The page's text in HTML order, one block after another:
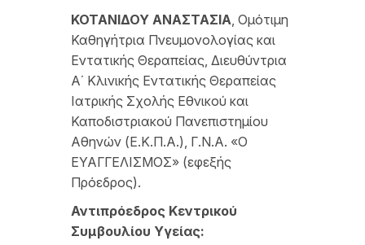
ΚΟΤΑΝΙΔΟΥ ΑΝΑΣΤΑΣΙΑ, Ομότιμη
Καθηγήτρια Πνευμονολογίας και
Εντατικής Θεραπείας, Διευθύντρια
Α΄ Κλινικής Εντατικής Θεραπείας
Ιατρικής Σχολής Εθνικού και
Καποδιστριακού Πανεπιστημίου
Αθηνών (Ε.Κ.Π.Α.), Γ.Ν.Α. «Ο
ΕΥΑΓΓΕΛΙΣΜΟΣ» (εφεξής
Πρόεδρος).
Αντιπρόεδρος Κεντρικού
Συμβουλίου Υγείας: